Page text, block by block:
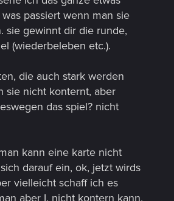
passiert wenn man sie
sie gewinnt dir die runde,
(wiederbeleben etc.).
die auch stark werden
sie nicht konternt, aber
das spiel? nicht
kann eine karte nicht
darauf ein, ok, jetzt wirds
vielleicht schaff ich es
aber I. nicht kontern kann,